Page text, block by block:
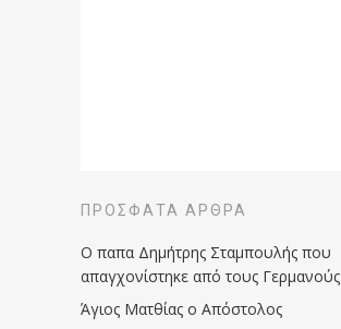
ΠΡΌΣΦΑΤΑ ΆΡΘΡΑ
Ο παπα Δημήτρης Σταμπουλής που
απαγχονίστηκε από τους Γερμανούς
Άγιος Ματθίας ο Απόστολος